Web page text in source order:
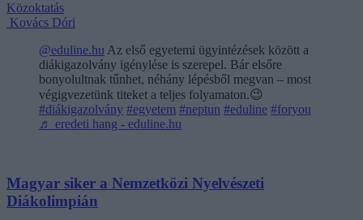
Közoktatás
Kovács Dóri
@eduline.hu Az első egyetemi ügyintézések között a
diákigazolvány igénylése is szerepel. Bár elsőre
bonyolultnak tűnhet, néhány lépésből megvan – most
végigvezetünk titeket a teljes folyamaton.😉
#diákigazolvány #egyetem #neptun #eduline #foryou
♬ eredeti hang - eduline.hu
Magyar siker a Nemzetközi Nyelvészeti
Diákolimpián